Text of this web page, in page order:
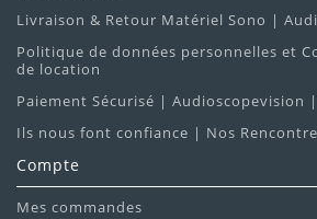
Livraison & Retour Matériel Sono |
Politique de données personnelles et
de location
Paiement Sécurisé | Audioscopevision |
Ils nous font confiance | Nos
Compte
Mes commandes